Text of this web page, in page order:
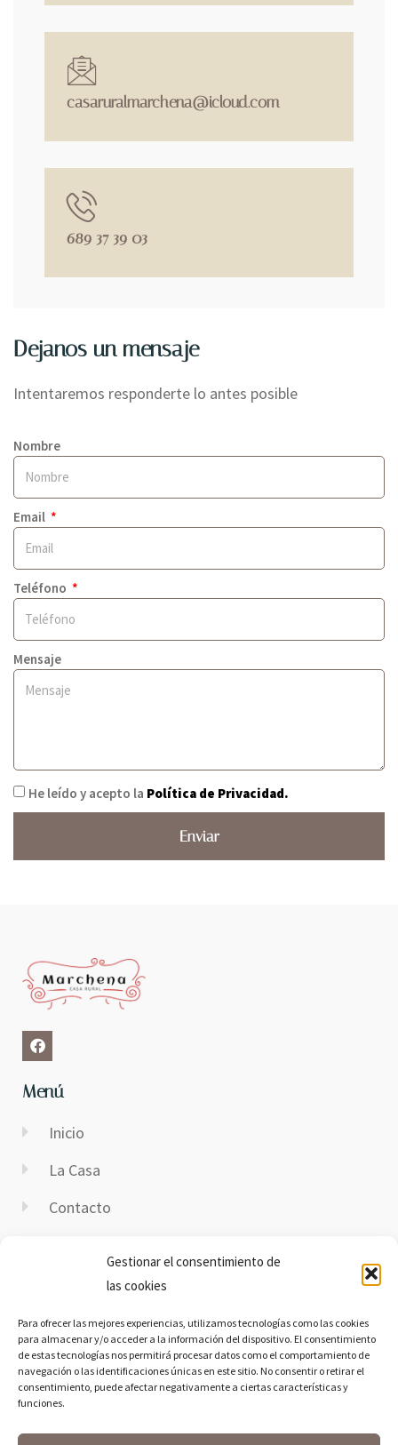
Gestionar el consentimiento de
las cookies
Para ofrecer las mejores experiencias, utilizamos tecnologías como las cookies
para almacenar y/o acceder a la información del dispositivo. El consentimiento
de estas tecnologías nos permitirá procesar datos como el comportamiento de
navegación o las identificaciones únicas en este sitio. No consentir o retirar el
consentimiento, puede afectar negativamente a ciertas características y
funciones.
Dejanos un mensaje
Intentaremos responderte lo antes posible
Nombre
Email
Teléfono
Mensaje
He leído y acepto la Política de Privacidad.
Enviar
casaruralmarchena@icloud.com
689 37 39 03
Menú
Inicio
La Casa
Contacto
E-Mail:casaruralmarchena@icloud.com
Dirección:Calle Segunda Barrio Nuevo, 2, 37420
Gomecello, Salamanca
Teléfono: 689 37 39 03